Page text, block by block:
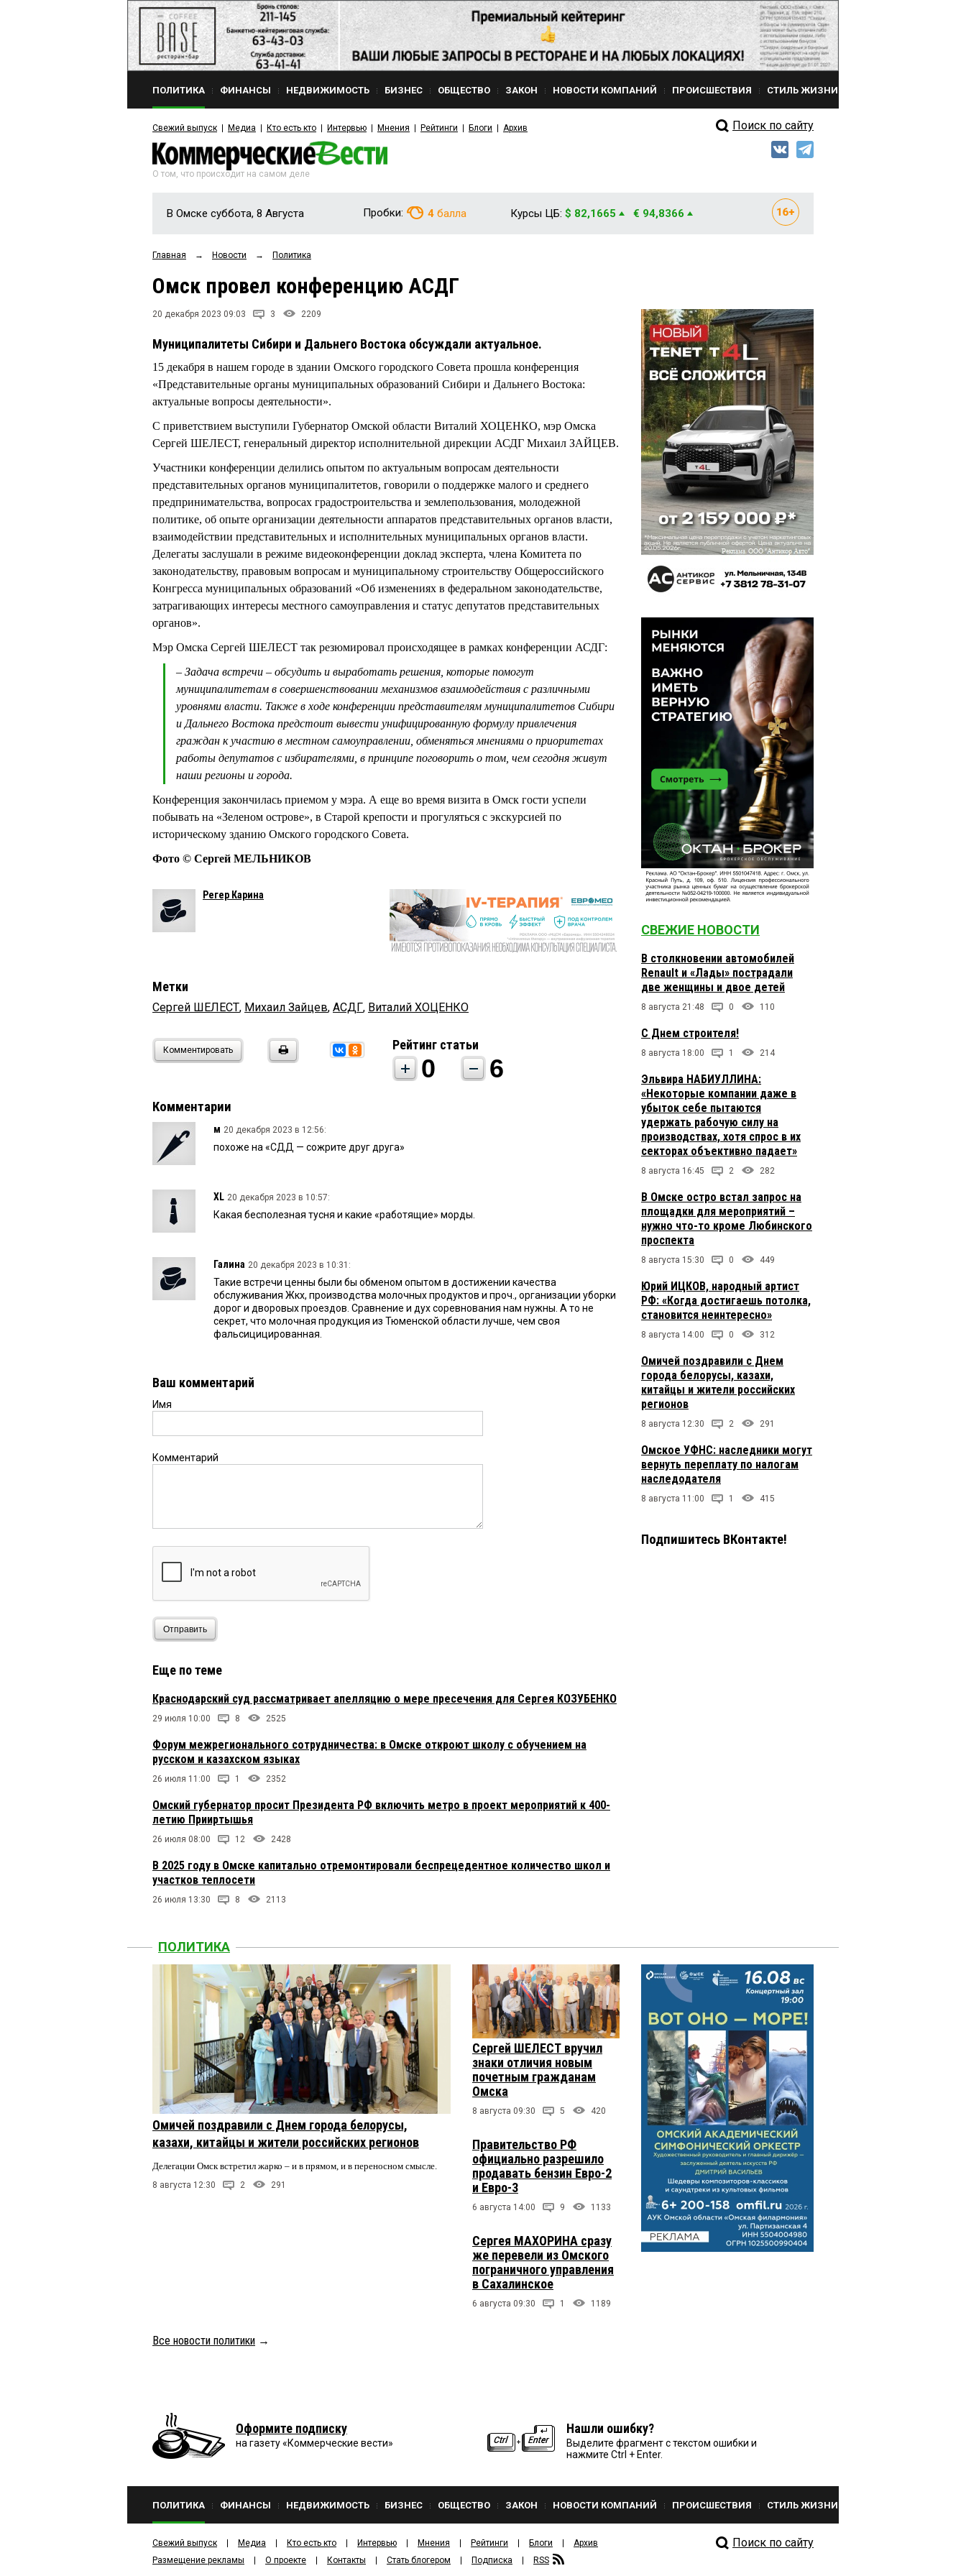
ПОЛИТИКА ФИНАНСЫ НЕДВИЖИМОСТЬ БИЗНЕС ОБЩЕСТВО ЗАКОН НОВОСТИ КОМПАНИЙ ПРОИСШЕСТВИЯ СТИЛЬ ЖИЗНИ
Свежий выпуск Медиа Кто есть кто Интервью Мнения Рейтинги Блоги Архив Поиск по сайту
О том, что происходит на самом деле
В Омске суббота, 8 Августа Пробки: 4 балла Курсы ЦБ: $ 82,1665 € 94,8366
Главная → Новости → Политика
Омск провел конференцию АСДГ
20 декабря 2023 09:03 3 2209
Муниципалитеты Сибири и Дальнего Востока обсуждали актуальное.
15 декабря в нашем городе в здании Омского городского Совета прошла конференция
«Представительные органы муниципальных образований Сибири и Дальнего Востока:
актуальные вопросы деятельности».
С приветствием выступили Губернатор Омской области Виталий ХОЦЕНКО, мэр Омска
Сергей ШЕЛЕСТ, генеральный директор исполнительной дирекции АСДГ Михаил ЗАЙЦЕВ.
Участники конференции делились опытом по актуальным вопросам деятельности
представительных органов муниципалитетов, говорили о поддержке малого и среднего
предпринимательства, вопросах градостроительства и землепользования, молодежной
политике, об опыте организации деятельности аппаратов представительных органов власти,
взаимодействии представительных и исполнительных муниципальных органов власти.
Делегаты заслушали в режиме видеоконференции доклад эксперта, члена Комитета по
законодательству, правовым вопросам и муниципальному строительству Общероссийского
Конгресса муниципальных образований «Об изменениях в федеральном законодательстве,
затрагивающих интересы местного самоуправления и статус депутатов представительных
органов».
Мэр Омска Сергей ШЕЛЕСТ так резюмировал происходящее в рамках конференции АСДГ:
– Задача встречи – обсудить и выработать решения, которые помогут
муниципалитетам в совершенствовании механизмов взаимодействия с различными
уровнями власти. Также в ходе конференции представителям муниципалитетов Сибири
и Дальнего Востока предстоит вывести унифицированную формулу привлечения
граждан к участию в местном самоуправлении, обменяться мнениями о приоритетах
работы депутатов с избирателями, в принципе поговорить о том, чем сегодня живут
наши регионы и города.
Конференция закончилась приемом у мэра. А еще во время визита в Омск гости успели
побывать на «Зеленом острове», в Старой крепости и прогуляться с экскурсией по
историческому зданию Омского городского Совета.
Фото © Сергей МЕЛЬНИКОВ
Регер Карина
Метки
Сергей ШЕЛЕСТ, Михаил Зайцев, АСДГ, Виталий ХОЦЕНКО
Комментировать Рейтинг статьи
0 6
Комментарии
м 20 декабря 2023 в 12:56:
похоже на «СДД — сожрите друг друга»
XL 20 декабря 2023 в 10:57:
Какая бесполезная тусня и какие «работящие» морды.
Галина 20 декабря 2023 в 10:31:
Такие встречи ценны были бы обменом опытом в достижении качества
обслуживания Жкх, производства молочных продуктов и проч., организации уборки
дорог и дворовых проездов. Сравнение и дух соревнования нам нужны. А то не
секрет, что молочная продукция из Тюменской области лучше, чем своя
фальсицицированная.
Ваш комментарий
Имя
Комментарий
Отправить
Еще по теме
Краснодарский суд рассматривает апелляцию о мере пресечения для Сергея КОЗУБЕНКО
29 июля 10:00 8 2525
Форум межрегионального сотрудничества: в Омске откроют школу с обучением на
русском и казахском языках
26 июля 11:00 1 2352
Омский губернатор просит Президента РФ включить метро в проект мероприятий к 400-
летию Прииртышья
26 июля 08:00 12 2428
В 2025 году в Омске капитально отремонтировали беспрецедентное количество школ и
участков теплосети
26 июля 13:30 8 2113
СВЕЖИЕ НОВОСТИ
В столкновении автомобилей
Renault и «Лады» пострадали
две женщины и двое детей
8 августа 21:48 0 110
С Днем строителя!
8 августа 18:00 1 214
Эльвира НАБИУЛЛИНА:
«Некоторые компании даже в
убыток себе пытаются
удержать рабочую силу на
производствах, хотя спрос в их
секторах объективно падает»
8 августа 16:45 2 282
В Омске остро встал запрос на
площадки для мероприятий –
нужно что-то кроме Любинского
проспекта
8 августа 15:30 0 449
Юрий ИЦКОВ, народный артист
РФ: «Когда достигаешь потолка,
становится неинтересно»
8 августа 14:00 0 312
Омичей поздравили с Днем
города белорусы, казахи,
китайцы и жители российских
регионов
8 августа 12:30 2 291
Омское УФНС: наследники могут
вернуть переплату по налогам
наследодателя
8 августа 11:00 1 415
Подпишитесь ВКонтакте!
ПОЛИТИКА
Омичей поздравили с Днем города белорусы,
казахи, китайцы и жители российских регионов
Делегации Омск встретил жарко – и в прямом, и в переносном смысле.
8 августа 12:30 2 291
Сергей ШЕЛЕСТ вручил
знаки отличия новым
почетным гражданам
Омска
8 августа 09:30 5 420
Правительство РФ
официально разрешило
продавать бензин Евро-2
и Евро-3
6 августа 14:00 9 1133
Сергея МАХОРИНА сразу
же перевели из Омского
пограничного управления
в Сахалинское
6 августа 09:30 1 1189
Все новости политики →
Оформите подписку
на газету «Коммерческие вести»
Нашли ошибку?
Выделите фрагмент с текстом ошибки и
нажмите Ctrl + Enter.
ПОЛИТИКА ФИНАНСЫ НЕДВИЖИМОСТЬ БИЗНЕС ОБЩЕСТВО ЗАКОН НОВОСТИ КОМПАНИЙ ПРОИСШЕСТВИЯ СТИЛЬ ЖИЗНИ
Свежий выпуск Медиа Кто есть кто Интервью Мнения Рейтинги Блоги
Архив
Размещение рекламы
О проекте Контакты Стать блогером Подписка RSS
Поиск по сайту